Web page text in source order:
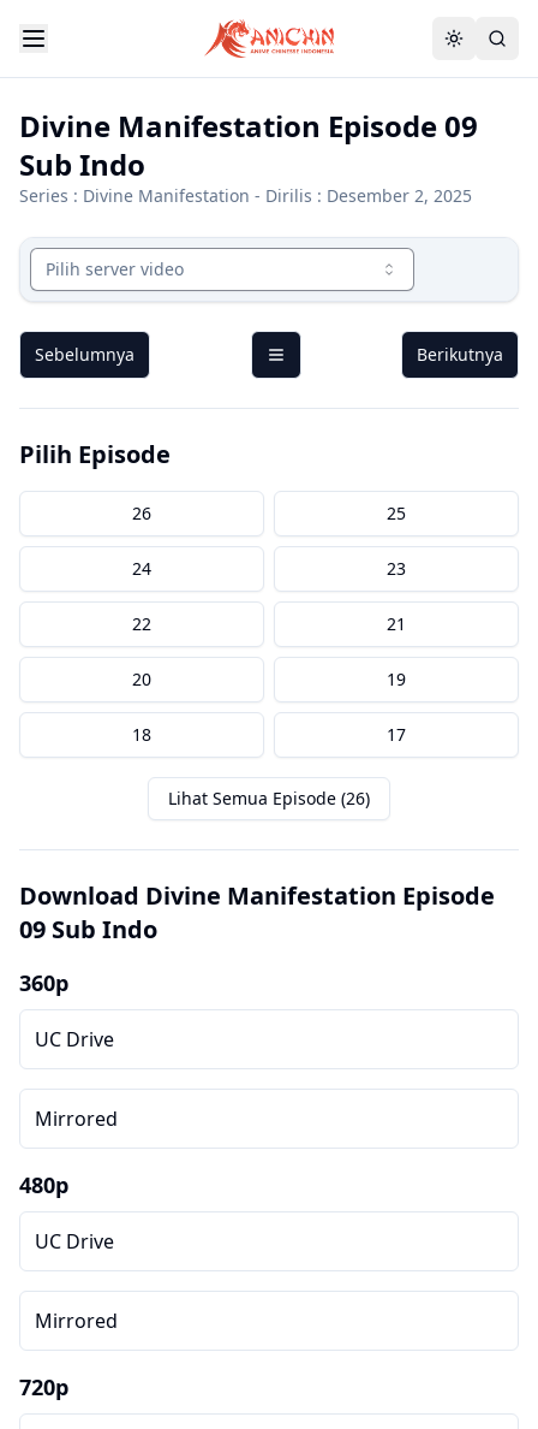
Divine Manifestation Episode 09
Sub Indo
Series : Divine Manifestation - Dirilis : Desember 2, 2025
Pilih server video
Sebelumnya Berikutnya
Pilih Episode
26 25
24 23
22 21
20 19
18 17
Lihat Semua Episode (26)
Download Divine Manifestation Episode
09 Sub Indo
360p
UC Drive
Mirrored
480p
UC Drive
Mirrored
720p